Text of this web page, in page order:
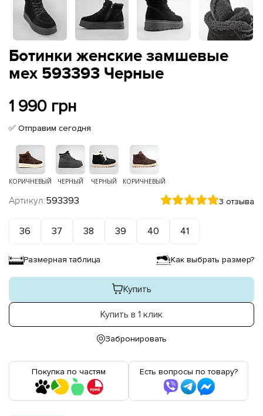
Ботинки женские замшевые
мех 593393 Черные
1 990 грн
✅ Отправим сегодня
КОРИЧНЕВЫЙ ЧЕРНЫЙ ЧЕРНЫЙ КОРИЧНЕВЫЙ
Артикул:593393 3 отзыва
36 37 38 39 40 41
Размерная таблица Как выбрать размер?
Купить
Купить в 1 клик
Забронировать
Покупка по частям Есть вопросы по товару?